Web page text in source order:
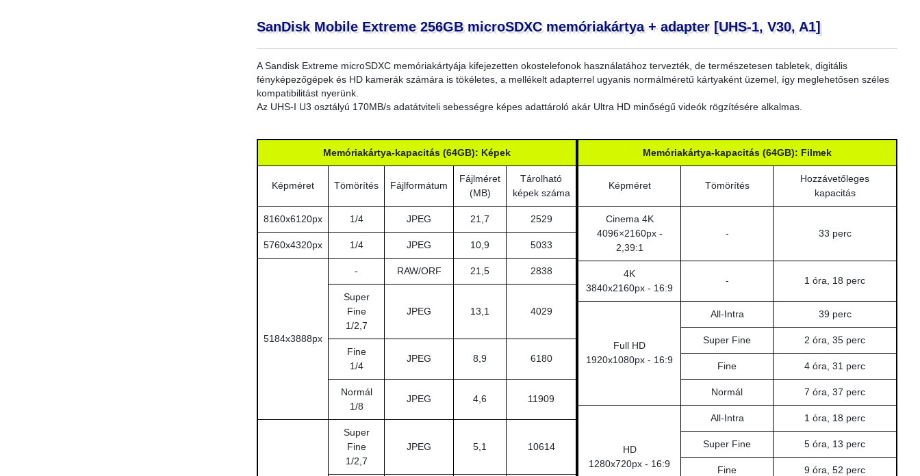
SanDisk Mobile Extreme 256GB microSDXC memóriakártya + adapter [UHS-1, V30, A1]
A Sandisk Extreme microSDXC memóriakártyája kifejezetten okostelefonok használatához tervezték, de természetesen tabletek, digitális
fényképezőgépek és HD kamerák számára is tökéletes, a mellékelt adapterrel ugyanis normálméretű kártyaként üzemel, így meglehetősen széles
kompatibilitást nyerünk.
Az UHS-I U3 osztályú 170MB/s adatátviteli sebességre képes adattároló akár Ultra HD minőségű videók rögzítésére alkalmas.
Memóriakártya-kapacitás (64GB): Képek
Képméret Tömörítés Fájlformátum
Fájlméret
(MB)
Tárolható
képek száma
8160x6120px 1/4 JPEG 21,7 2529
5760x4320px 1/4 JPEG 10,9 5033
5184x3888px
- RAW/ORF 21,5 2838
Super
Fine
1/2,7
JPEG 13,1 4029
Fine
1/4
JPEG 8,9 6180
Normál
1/8
JPEG 4,6 11909
Super
Fine
1/2,7
JPEG 5,1 10614
Memóriakártya-kapacitás (64GB): Filmek
Képméret Tömörítés
Hozzávetőleges
kapacitás
Cinema 4K
4096×2160px -
2,39:1
- 33 perc
4K
3840x2160px - 16:9
- 1 óra, 18 perc
Full HD
1920x1080px - 16:9
All-Intra 39 perc
Super Fine 2 óra, 35 perc
Fine 4 óra, 31 perc
Normál 7 óra, 37 perc
HD
1280x720px - 16:9
All-Intra 1 óra, 18 perc
Super Fine 5 óra, 13 perc
Fine 9 óra, 52 perc